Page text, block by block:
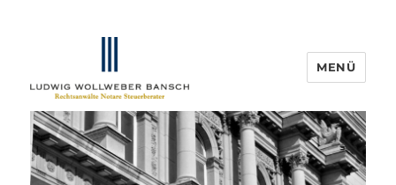
IP-Blogger.de
MENÜ